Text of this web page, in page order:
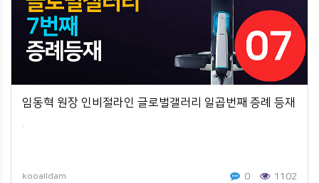
임동혁 원장 인비절라인 글로벌갤러리 일곱번째 증례 등재
kooalldam 0 1102